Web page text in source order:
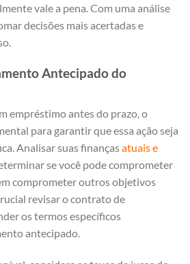
vale a pena. Com uma análise
decisões mais acertadas e
Antecipado do
empréstimo antes do prazo, o
para garantir que essa ação seja
Analisar suas finançasatuais e
se você pode comprometer
comprometer outros objetivos
revisar o contrato de
os termos específicos
antecipado.